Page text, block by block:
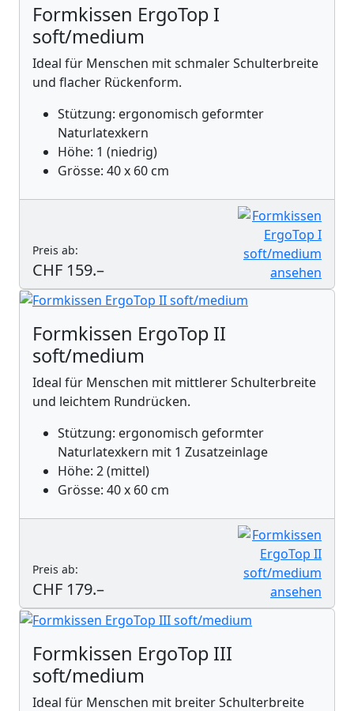
Formkissen ErgoTop I
soft/medium
Ideal für Menschen mit schmaler Schulterbreite
und flacher Rückenform.
Stützung: ergonomisch geformter
Naturlatexkern
Höhe: 1 (niedrig)
Grösse: 40 x 60 cm
Preis ab:
CHF 159.–
Formkissen ErgoTop II
soft/medium
Ideal für Menschen mit mittlerer Schulterbreite
und leichtem Rundrücken.
Stützung: ergonomisch geformter
Naturlatexkern mit 1 Zusatzeinlage
Höhe: 2 (mittel)
Grösse: 40 x 60 cm
Preis ab:
CHF 179.–
Formkissen ErgoTop III
soft/medium
Ideal für Menschen mit breiter Schulterbreite